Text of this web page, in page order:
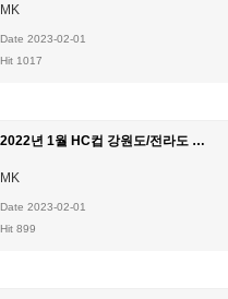
MK
Date 2023-02-01
Hit 1017
2022년 1월 HC컵 강원도/전라도 선발전 결과
MK
Date 2023-02-01
Hit 899